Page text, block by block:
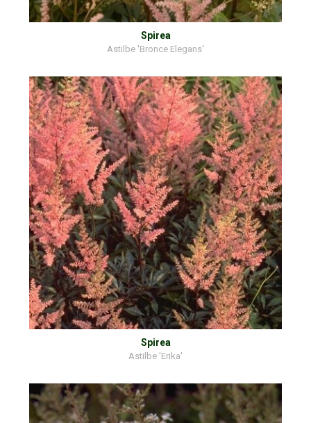
Spirea
Astilbe 'Bronce Elegans'
Spirea
Astilbe 'Erika'